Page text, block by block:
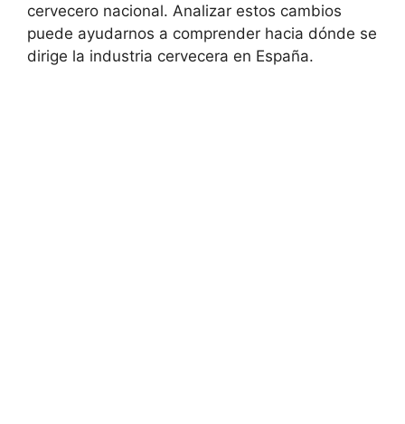
cervecero nacional. Analizar estos cambios
puede ayudarnos a comprender hacia dónde se
dirige la industria cervecera en España.